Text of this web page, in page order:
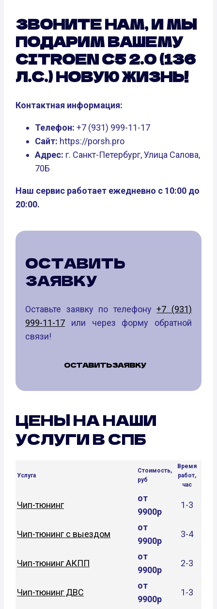
ЗВОНИТЕ НАМ, И МЫ
ПОДАРИМ ВАШЕМУ
CITROEN C5 2.0 (136
Л.С.) НОВУЮ ЖИЗНЬ!
Контактная информация:
Телефон: +7 (931) 999-11-17
Сайт: https://porsh.pro
Адрес: г. Санкт-Петербург, Улица Салова,
70Б
Наш сервис работает ежедневно с 10:00 до
20:00.
ОСТАВИТЬ
ЗАЯВКУ
Оставьте заявку по телефону+7 (931)
999-11-17 или через форму обратной
связи!
ОСТАВИТЬ ЗАЯВКУ
ЦЕНЫ НА НАШИ
УСЛУГИ В СПБ
Услуга
Стоимость,
руб
Время
работ,
час
Чип-тюнинг
от
9900р
1-3
Чип-тюнинг с выездом
от
9900р
3-4
Чип-тюнинг АКПП
от
9900р
2-3
Чип-тюнинг ДВС
от
9900р
1-3